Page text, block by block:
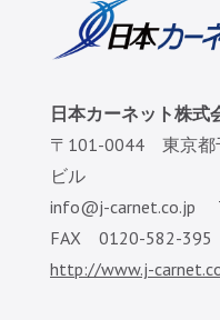
日本カーネット株式
〒101-0044 東京都
ビル
info@j-
FAX 0120-582-395
http://www.j-